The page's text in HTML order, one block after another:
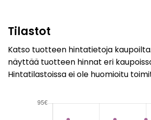
Tilastot
Katso tuotteen hintatietoja
näyttää tuotteen hinnat eri
Hintatilastoissa ei ole huomioitu